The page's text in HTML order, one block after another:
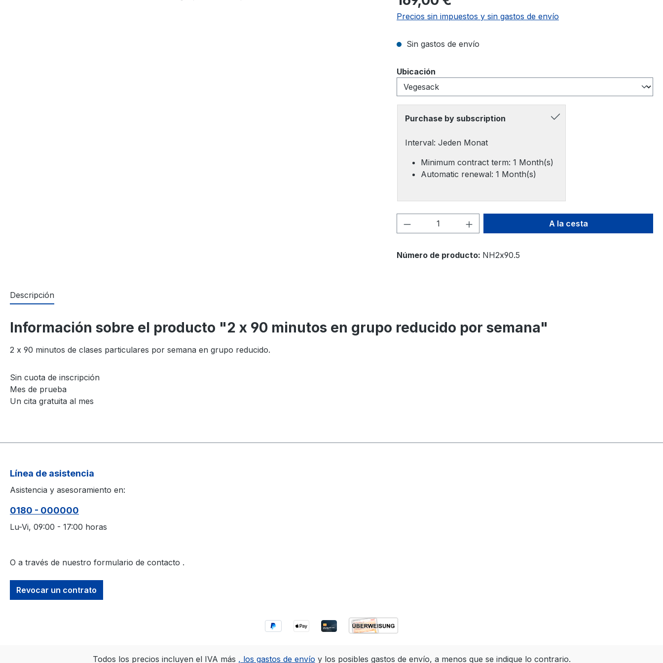
Precios sin impuestos y sin gastos de envío
Sin gastos de envío
Seleccione
Ubicación
Purchase by subscription
Interval: Jeden Monat
Minimum contract term: 1 Month(s)
Automatic renewal: 1 Month(s)
Cantidad del producto: introduce la cantidad
A la cesta
Número de producto: NH2x90.5
Descripción
Información sobre el producto "2 x 90 minutos en grupo reducido por semana"
2 x 90 minutos de clases particulares por semana en grupo reducido.
Sin cuota de inscripción
Mes de prueba
Un cita gratuita al mes
Línea de asistencia
Asistencia y asesoramiento en:
0180 - 000000
Lu-Vi, 09:00 - 17:00 horas
O a través de nuestro formulario de contacto .
Revocar un contrato
Todos los precios incluyen el IVA más , los gastos de envío y los posibles gastos de envío, a menos que se indique lo contrario.